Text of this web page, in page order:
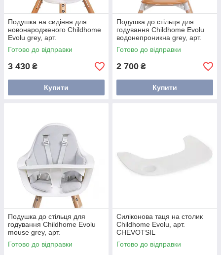
Подушка на сидіння для
новонародженого Childhome
Evolu grey, арт.
CHEVOSCNBJG
Готово до відправки
3 430 ₴
Купити
Подушка до стільця для
годування Childhome Evolu
водонепроникна grey, арт.
CHEVOSCWCG
Готово до відправки
2 700 ₴
Купити
Подушка до стільця для
годування Childhome Evolu
mouse grey, арт.
CHEVOSCPMG
Готово до відправки
Силіконова таця на столик
Childhome Evolu, арт.
CHEVOTSIL
Готово до відправки